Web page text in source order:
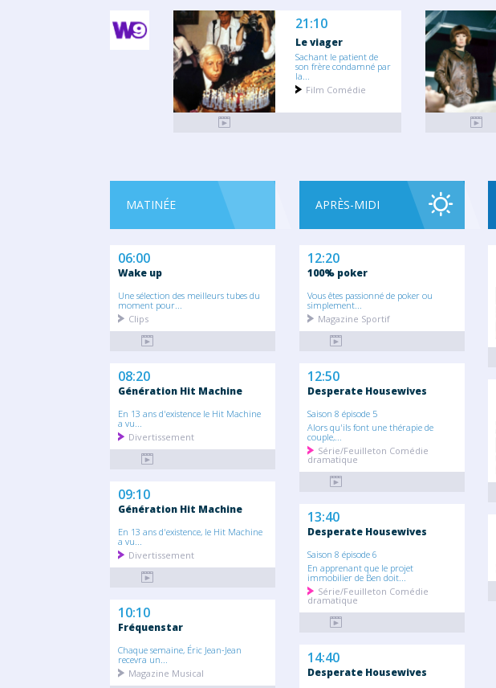
21:10
Le viager
Sachant le patient de
son frère condamné par
la...
Film Comédie
MATINÉE
06:00
Wake up
Une sélection des meilleurs tubes du
moment pour...
Clips
08:20
Génération Hit Machine
En 13 ans d'existence le Hit Machine
a vu...
Divertissement
09:10
Génération Hit Machine
En 13 ans d'existence, le Hit Machine
a vu...
Divertissement
10:10
Fréquenstar
Chaque semaine, Éric Jean-Jean
recevra un...
Magazine Musical
APRÈS-MIDI
12:20
100% poker
Vous êtes passionné de poker ou
simplement...
Magazine Sportif
12:50
Desperate Housewives
Saison 8 épisode 5
Alors qu'ils font une thérapie de
couple,...
Série/Feuilleton Comédie
dramatique
13:40
Desperate Housewives
Saison 8 épisode 6
En apprenant que le projet
immobilier de Ben doit...
Série/Feuilleton Comédie
dramatique
14:40
Desperate Housewives